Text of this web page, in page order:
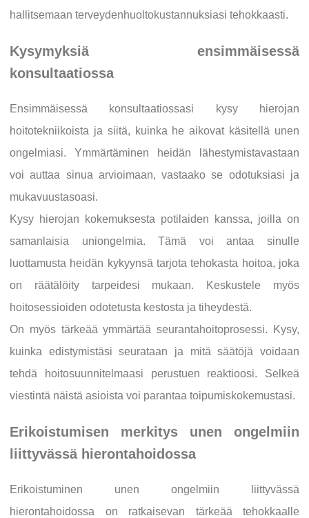
hallitsemaan terveydenhuoltokustannuksiasi tehokkaasti.
Kysymyksiä ensimmäisessä
konsultaatiossa
Ensimmäisessä konsultaatiossasi kysy hierojan
hoitotekniikoista ja siitä, kuinka he aikovat käsitellä unen
ongelmiasi. Ymmärtäminen heidän lähestymistavastaan
voi auttaa sinua arvioimaan, vastaako se odotuksiasi ja
mukavuustasoasi.
Kysy hierojan kokemuksesta potilaiden kanssa, joilla on
samanlaisia uniongelmia. Tämä voi antaa sinulle
luottamusta heidän kykyynsä tarjota tehokasta hoitoa, joka
on räätälöity tarpeidesi mukaan. Keskustele myös
hoitosessioiden odotetusta kestosta ja tiheydestä.
On myös tärkeää ymmärtää seurantahoitoprosessi. Kysy,
kuinka edistymistäsi seurataan ja mitä säätöjä voidaan
tehdä hoitosuunnitelmaasi perustuen reaktioosi. Selkeä
viestintä näistä asioista voi parantaa toipumiskokemustasi.
Erikoistumisen merkitys unen ongelmiin
liittyvässä hierontahoidossa
Erikoistuminen unen ongelmiin liittyvässä
hierontahoidossa on ratkaisevan tärkeää tehokkaalle